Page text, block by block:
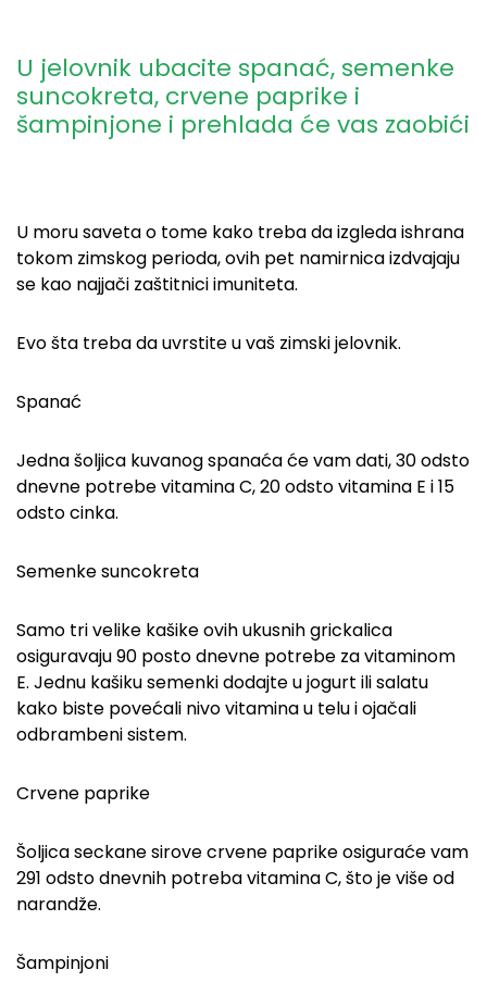
U jelovnik ubacite spanać, semenke
suncokreta, crvene paprike i
šampinjone i prehlada će vas zaobići
U moru saveta o tome kako treba da izgleda ishrana
tokom zimskog perioda, ovih pet namirnica izdvajaju
se kao najjači zaštitnici imuniteta.
Evo šta treba da uvrstite u vaš zimski jelovnik.
Spanać
Jedna šoljica kuvanog spanaća će vam dati, 30 odsto
dnevne potrebe vitamina C, 20 odsto vitamina E i 15
odsto cinka.
Semenke suncokreta
Samo tri velike kašike ovih ukusnih grickalica
osiguravaju 90 posto dnevne potrebe za vitaminom
E. Jednu kašiku semenki dodajte u jogurt ili salatu
kako biste povećali nivo vitamina u telu i ojačali
odbrambeni sistem.
Crvene paprike
Šoljica seckane sirove crvene paprike osiguraće vam
291 odsto dnevnih potreba vitamina C, što je više od
narandže.
Šampinjoni